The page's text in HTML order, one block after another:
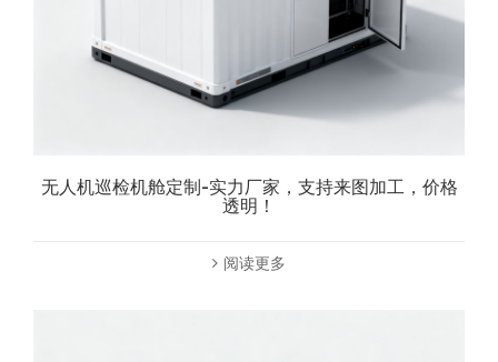
无人机巡检机舱定制-实力厂家，支持来图加工，价格
透明！
阅读更多